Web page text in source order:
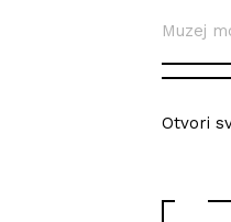
Muzej
Otvori